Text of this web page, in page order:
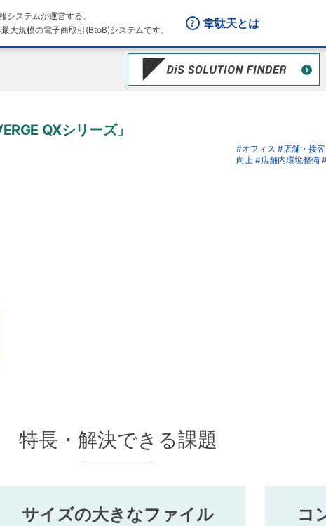
システムが運営する、
大規模の電子商取引(BtoB)システムです。
韋駄天とは
QXシリーズ」
#オフィス #店舗・接客
向上 #店舗内環境整備
特長・解決できる課題
サイズの大きなファイル
コ